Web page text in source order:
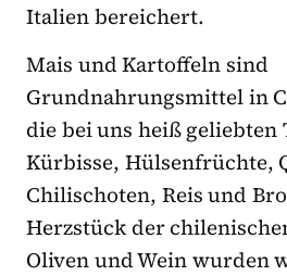
Italien bereichert.
Mais und Kartoffeln sind
Grundnahrungsmittel in
die bei uns heiß geliebten
Kürbisse, Hülsenfrüchte,
Chilischoten, Reis und
Herzstück der
Oliven und Wein wurden